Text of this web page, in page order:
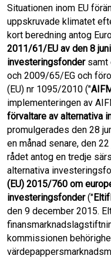
Situationen inom EU
uppskruvade klimatet
kort beredning antog
2011/61/EU av den 8
investeringsfonder samt
och 2009/65/EG och
(EU) nr 1095/2010 ("
implementeringen av
förvaltare av alternativa
promulgerades den 28
en månad senare, den
rådet antog en tredje
alternativa
(EU) 2015/760 om
investeringsfonder("
den 9 december 2015.
kommissionen